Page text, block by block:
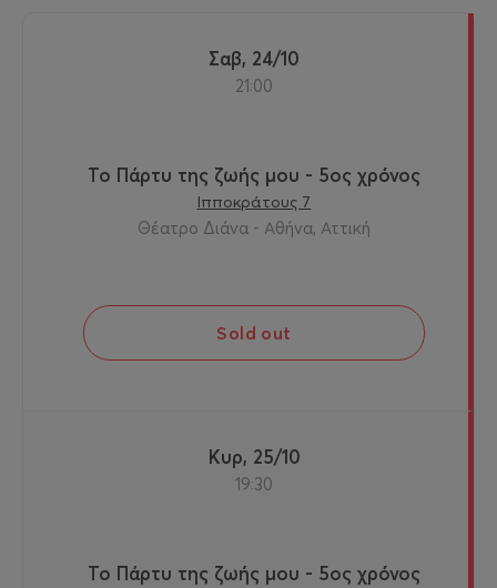
Σαβ, 24/10
21:00
Το Πάρτυ της ζωής μου - 5ος χρόνος
Ιπποκράτους 7
Θέατρο Διάνα - Αθήνα, Αττική
Sold out
Κυρ, 25/10
19:30
Το Πάρτυ της ζωής μου - 5ος χρόνος